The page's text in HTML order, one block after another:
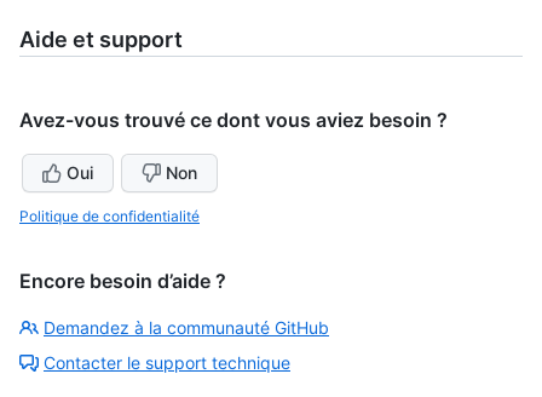
Aide et support
Avez-vous trouvé ce dont vous aviez besoin ?
Oui Non
Politique de confidentialité
Encore besoin d’aide ?
Demandez à la communauté GitHub
Contacter le support technique